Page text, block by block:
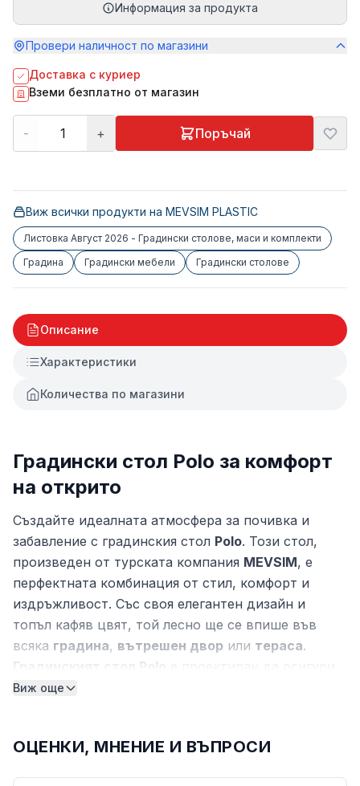
Информация за продукта
Провери наличност по магазини
Доставка с куриер
Вземи безплатно от магазин
- + Поръчай
Виж всички продукти на MEVSIM PLASTIC
Листовка Август 2026 - Градински столове, маси и комплекти
Градина
Градински мебели Градински столове
Описание
Характеристики
Количества по магазини
Градински стол Polo за комфорт
на открито
Създайте идеалната атмосфера за почивка и
забавление с градинския стол Polo. Този стол,
произведен от турската компания MEVSIM, е
перфектната комбинация от стил, комфорт и
издръжливост. Със своя елегантен дизайн и
топъл кафяв цвят, той лесно ще се впише във
всяка градина, вътрешен двор или тераса.
Градинският стол Polo
максимален комфорт и е идеален за незабравими
или просто се наслаждавате на залеза.
Виж още
ОЦЕНКИ, МНЕНИЕ И ВЪПРОСИ